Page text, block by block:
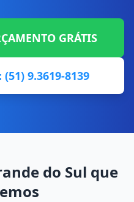
GRÁTIS
(51) 9.3619-8139
do Sul que